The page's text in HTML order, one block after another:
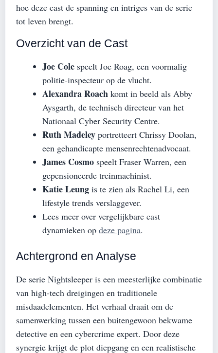
hoe deze cast de spanning en intriges van de serie
tot leven brengt.
Overzicht van de Cast
Joe Cole speelt Joe Roag, een voormalig
politie-inspecteur op de vlucht.
Alexandra Roach komt in beeld als Abby
Aysgarth, de technisch directeur van het
Nationaal Cyber Security Centre.
Ruth Madeley portretteert Chrissy Doolan,
een gehandicapte mensenrechtenadvocaat.
James Cosmo speelt Fraser Warren, een
gepensioneerde treinmachinist.
Katie Leung is te zien als Rachel Li, een
lifestyle trends verslaggever.
Lees meer over vergelijkbare cast
dynamieken op deze pagina.
Achtergrond en Analyse
De serie Nightsleeper is een meesterlijke combinatie
van high-tech dreigingen en traditionele
misdaadelementen. Het verhaal draait om de
samenwerking tussen een buitengewoon bekwame
detective en een cybercrime expert. Door deze
synergie krijgt de plot diepgang en een realistische